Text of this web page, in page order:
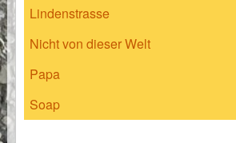
Lindenstrasse
Nicht von dieser Welt
Papa
Soap